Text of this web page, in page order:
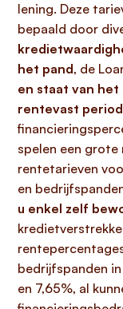
lening. Deze
bepaald door
het pand, de
en staat van
rentevast
spelen een grote
rentetarieven
en
u enkel zelf
bedrijfspanden
en 7,65%, al